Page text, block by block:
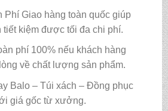
Phí Giao hàng toàn quốc giúp
tiết kiệm được tối đa chi phí.
phí 100% nếu khách hàng
về chất lượng sản phẩm.
Balo – Túi xách – Đồng phục
giá gốc từ xưởng.